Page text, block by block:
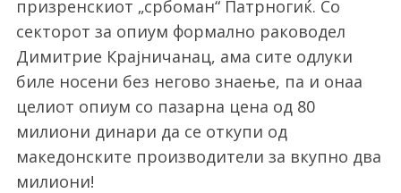
призренскиот „србоман“ Патрногиќ. Со
секторот за опиум формално раководел
Димитрие Крајничанац, ама сите одлуки
биле носени без негово знаење, па и онаа
целиот опиум со пазарна цена од 80
милиони динари да се откупи од
македонските производители за вкупно два
милиони!